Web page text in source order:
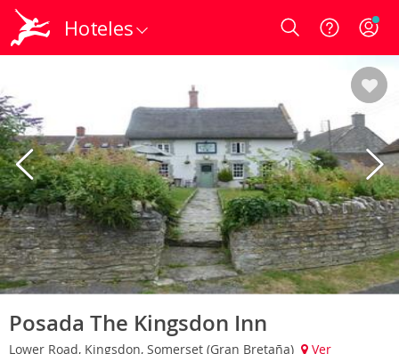
Hoteles Login
Posada The Kingsdon Inn
Lower Road, Kingsdon, Somerset (Gran Bretaña)
Ver